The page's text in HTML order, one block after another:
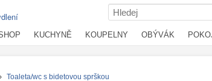
KUCHYNĚ KOUPELNY OBÝVÁK
› Toaleta/wc s bidetovou sprškou